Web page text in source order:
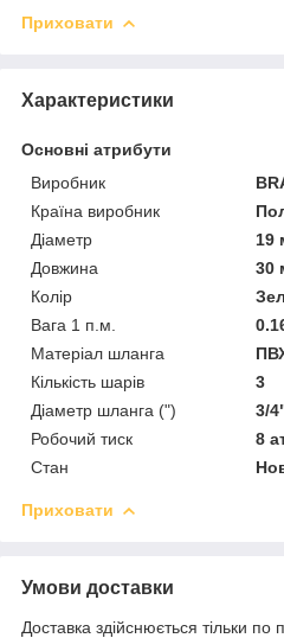
Приховати
Характеристики
Основні атрибути
Виробник
Країна виробник
Діаметр
19
Довжина
30
Колір
Вага 1 п.м.
Матеріал шланга
Кількість шарів
3
Діаметр шланга (")
3/
Робочий тиск
8
Стан
Приховати
Умови доставки
Доставка здійснюється тільки по